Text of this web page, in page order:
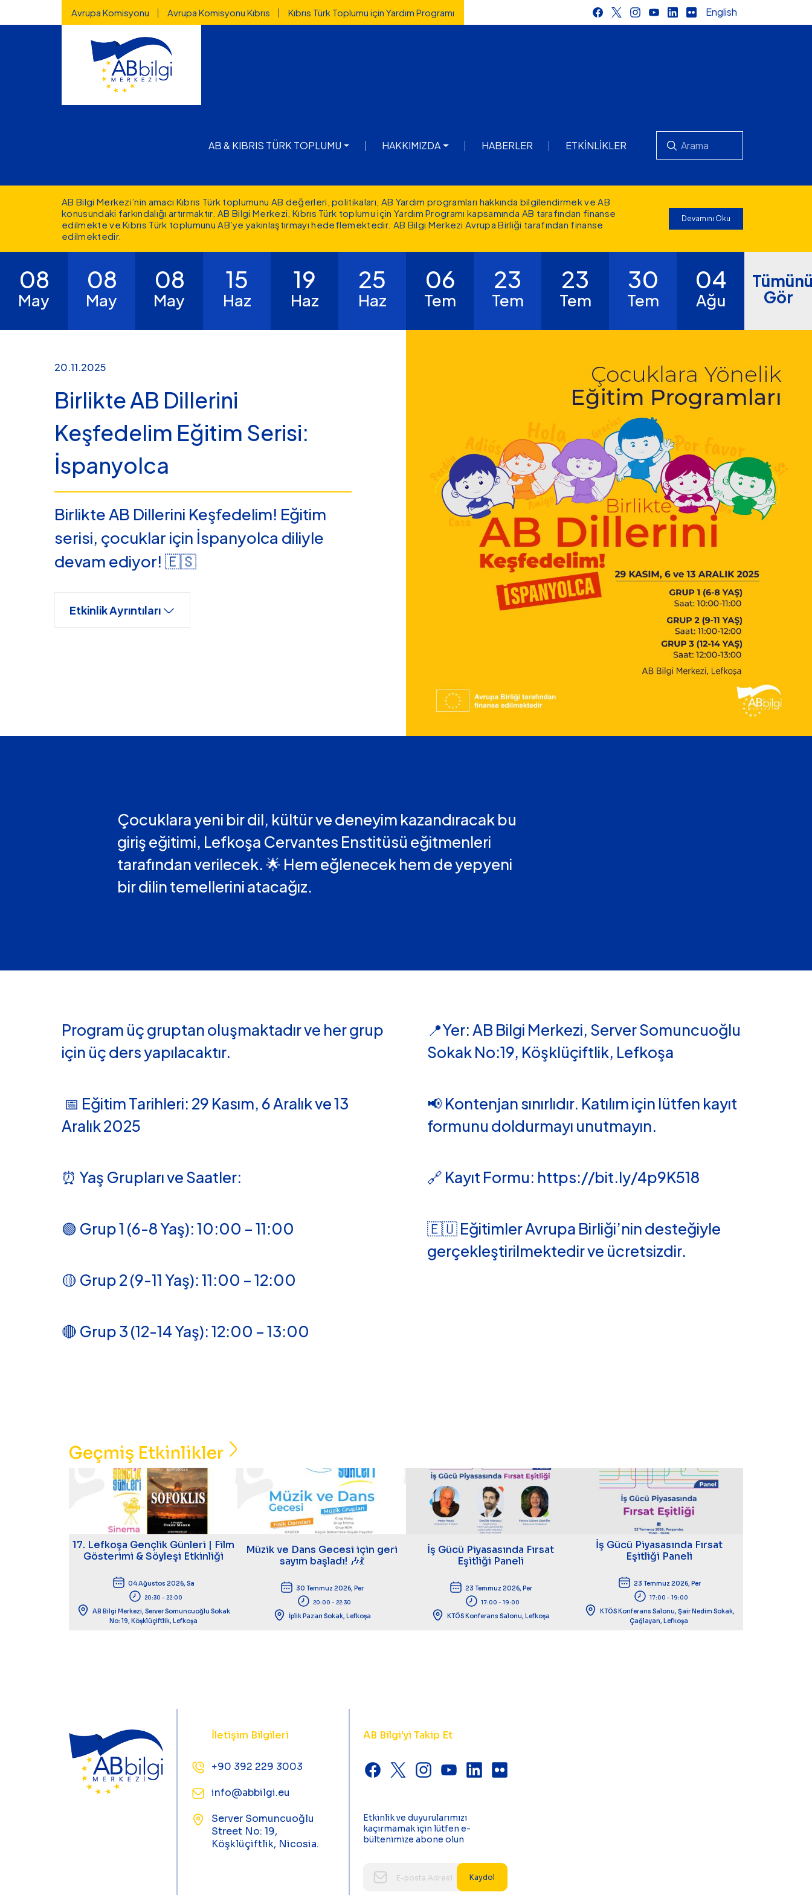
Highlighted
Avrupa Komisyonu Avrupa Komisyonu Kıbrıs Kıbrıs Türk Toplumu için Yardım Programı English
AB & KIBRIS TÜRK TOPLUMU HAKKIMIZDA HABERLER ETKINLIKLER
Ara
AB Bilgi Merkezi’nin amacı Kıbrıs Türk toplumunu AB değerleri, politikaları, AB Yardım programları hakkında bilgilendirmek ve AB
konusundaki farkındalığı artırmaktır. AB Bilgi Merkezi, Kıbrıs Türk toplumu için Yardım Programı kapsamında AB tarafından finanse
edilmekte ve Kıbrıs Türk toplumunu AB’ye yakınlaştırmayı hedeflemektedir. AB Bilgi Merkezi Avrupa Birliği tarafından finanse
edilmektedir.
Devamını Oku
08
May
08
May
08
May
15
Haz
19
Haz
25
Haz
06
Tem
23
Tem
23
Tem
30
Tem
04
Ağu
Gör
20.11.2025
Birlikte AB Dillerini
Keşfedelim Eğitim Serisi:
İspanyolca
Birlikte AB Dillerini Keşfedelim! Eğitim
serisi, çocuklar için İspanyolca diliyle
devam ediyor! 🇪🇸
Etkinlik Ayrıntıları
Çocuklara yeni bir dil, kültür ve deneyim kazandıracak bu
giriş eğitimi, Lefkoşa Cervantes Enstitüsü eğitmenleri
tarafından verilecek. 🌟 Hem eğlenecek hem de yepyeni
bir dilin temellerini atacağız.
Program üç gruptan oluşmaktadır ve her grup
için üç ders yapılacaktır.
📅 Eğitim Tarihleri: 29 Kasım, 6 Aralık ve 13
Aralık 2025
⏰ Yaş Grupları ve Saatler:
🟢 Grup 1 (6-8 Yaş): 10:00 – 11:00
🟡 Grup 2 (9-11 Yaş): 11:00 – 12:00
🔴 Grup 3 (12-14 Yaş): 12:00 – 13:00
📍Yer: AB Bilgi Merkezi, Server Somuncuoğlu
Sokak No:19, Köşklüçiftlik, Lefkoşa
📢 Kontenjan sınırlıdır. Katılım için lütfen kayıt
formunu doldurmayı unutmayın.
🔗 Kayıt Formu: https://bit.ly/4p9K518
🇪🇺 Eğitimler Avrupa Birliği’nin desteğiyle
gerçekleştirilmektedir ve ücretsizdir.
Geçmiş Etkinlikler
17. Lefkoşa Gençlik Günleri | Film
Gösterimi & Söyleşi Etkinliği
04 Ağustos 2026, Sa
20:30 - 22:00
AB Bilgi Merkezi, Server Somuncuoğlu Sokak
No: 19, Köşklüçiftlik, Lefkoşa
Müzik ve Dans Gecesi için geri
sayım başladı! 🎶💃
30 Temmuz 2026, Per
20:00 - 22:30
İplik Pazarı Sokak, Lefkoşa
İş Gücü Piyasasında Fırsat
Eşitliği Paneli
23 Temmuz 2026, Per
17:00 - 19:00
KTÖS Konferans Salonu, Lefkoşa
İş Gücü Piyasasında Fırsat
Eşitliği Paneli
23 Temmuz 2026, Per
17:00 - 19:00
KTÖS Konferans Salonu, Şair Nedim Sokak,
Çağlayan, Lefkoşa
İletişim Bilgileri
+90 392 229 3003
info@abbilgi.eu
Server Somuncuoğlu
Street No: 19,
Köşklüçiftlik, Nicosia.
AB Bilgi'yi Takip Et
Etkinlik ve duyurularımızı
kaçırmamak için lütfen e-
bültenimize abone olun
Kaydol